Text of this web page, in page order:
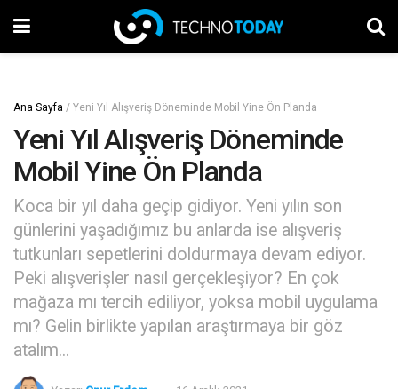
Ana Sayfa / Yeni Yıl Alışveriş Döneminde Mobil Yine Ön Planda
Yeni Yıl Alışveriş Döneminde
Mobil Yine Ön Planda
Koca bir yıl daha geçip gidiyor. Yeni yılın son
günlerini yaşadığımız bu anlarda ise alışveriş
tutkunları sepetlerini doldurmaya devam ediyor.
Peki alışverişler nasıl gerçekleşiyor? En çok
mağaza mı tercih ediliyor, yoksa mobil uygulama
mı? Gelin birlikte yapılan araştırmaya bir göz
atalım...